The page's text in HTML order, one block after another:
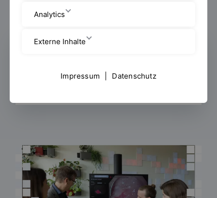
Analytics
Externe Inhalte
Impressum Datenschutz